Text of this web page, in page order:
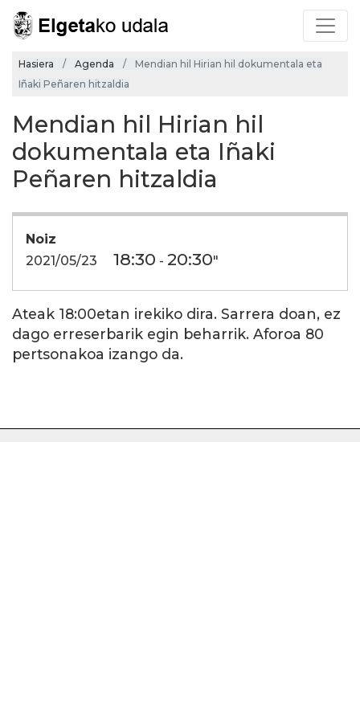
Hasiera Agenda
Mendian hil Hirian hil dokumentala eta
Iñaki Peñaren hitzaldia
Mendian hil Hirian hil
dokumentala eta Iñaki
Peñaren hitzaldia
Noiz
2021/05/23
18:30 - 20:30"
Ateak 18:00etan irekiko dira. Sarrera doan, ez
dago erreserbarik egin beharrik. Aforoa 80
pertsonakoa izango da.